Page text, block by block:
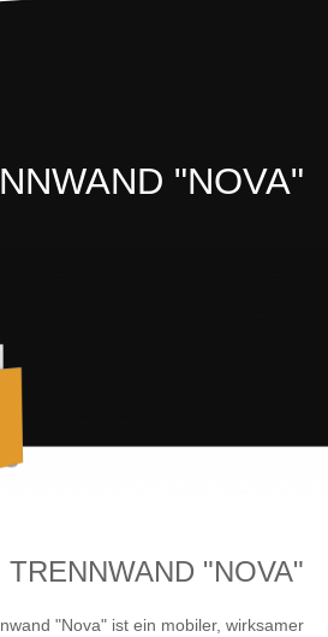
"NOVA"
TRENNWAND "NOVA"
"Nova" ist ein mobiler, wirksamer